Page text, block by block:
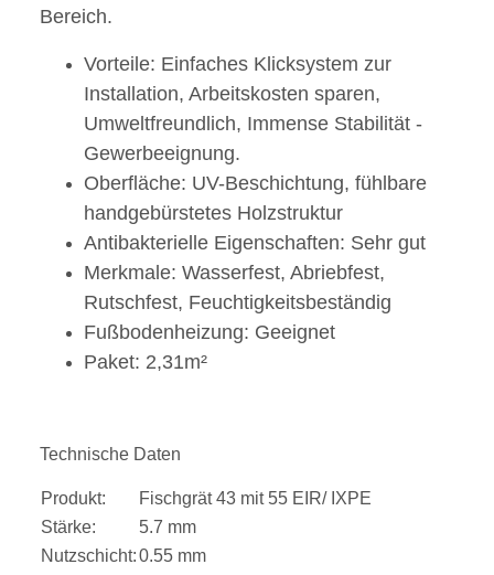
Bereich.
Vorteile: Einfaches Klicksystem zur
Installation, Arbeitskosten sparen,
Umweltfreundlich, Immense Stabilität -
Gewerbeeignung.
Oberfläche: UV-Beschichtung, fühlbare
handgebürstetes Holzstruktur
Antibakterielle Eigenschaften: Sehr gut
Merkmale: Wasserfest, Abriebfest,
Rutschfest, Feuchtigkeitsbeständig
Fußbodenheizung: Geeignet
Paket: 2,31m²
Technische Daten
Produkt:
Fischgrät 43 mit 55 EIR/ IXPE
Stärke:
5.7 mm
Nutzschicht:0.55 mm